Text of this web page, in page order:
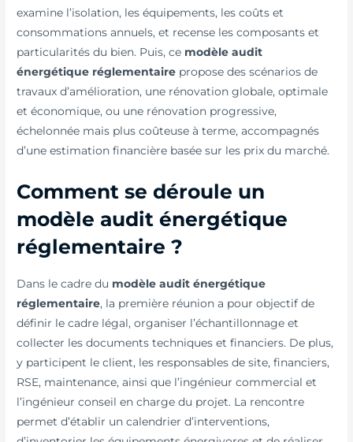
examine l’isolation, les équipements, les coûts et
consommations annuels, et recense les composants et
particularités du bien. Puis, ce modèle audit
énergétique réglementaire propose des scénarios de
travaux d’amélioration, une rénovation globale, optimale
et économique, ou une rénovation progressive,
échelonnée mais plus coûteuse à terme, accompagnés
d’une estimation financière basée sur les prix du marché.
Comment se déroule un
modèle audit énergétique
réglementaire ?
Dans le cadre du modèle audit énergétique
réglementaire, la première réunion a pour objectif de
définir le cadre légal, organiser l’échantillonnage et
collecter les documents techniques et financiers. De plus,
y participent le client, les responsables de site, financiers,
RSE, maintenance, ainsi que l’ingénieur commercial et
l’ingénieur conseil en charge du projet. La rencontre
permet d’établir un calendrier d’interventions,